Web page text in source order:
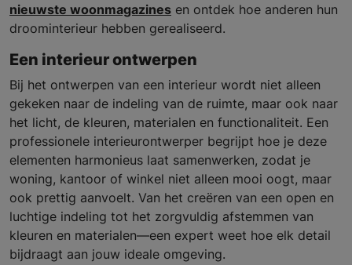
nieuwste woonmagazines en ontdek hoe anderen hun
droominterieur hebben gerealiseerd.
Een interieur ontwerpen
Bij het ontwerpen van een interieur wordt niet alleen
gekeken naar de indeling van de ruimte, maar ook naar
het licht, de kleuren, materialen en functionaliteit. Een
professionele interieurontwerper begrijpt hoe je deze
elementen harmonieus laat samenwerken, zodat je
woning, kantoor of winkel niet alleen mooi oogt, maar
ook prettig aanvoelt. Van het creëren van een open en
luchtige indeling tot het zorgvuldig afstemmen van
kleuren en materialen—een expert weet hoe elk detail
bijdraagt aan jouw ideale omgeving.